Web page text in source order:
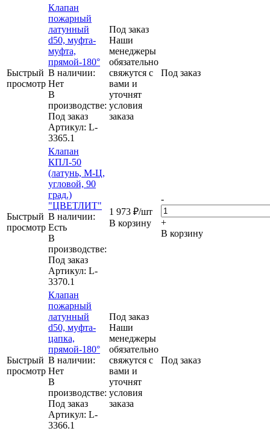
Быстрый
просмотр
Клапан
пожарный
латунный
d50, муфта-
муфта,
прямой-180°
В наличии:
Нет
В
производстве:
Под заказ
Артикул: L-
3365.1
Под заказ
Наши
менеджеры
обязательно
свяжутся с
вами и
уточнят
условия
заказа
Под заказ
Быстрый
просмотр
Клапан
КПЛ-50
(латунь, М-Ц,
угловой, 90
град.)
"ЦВЕТЛИТ"
В наличии:
Eсть
В
производстве:
Под заказ
Артикул: L-
3370.1
1 973 ₽/шт
В корзину
-
+
В корзину
Быстрый
просмотр
Клапан
пожарный
латунный
d50, муфта-
цапка,
прямой-180°
В наличии:
Нет
В
производстве:
Под заказ
Артикул: L-
3366.1
Под заказ
Наши
менеджеры
обязательно
свяжутся с
вами и
уточнят
условия
заказа
Под заказ